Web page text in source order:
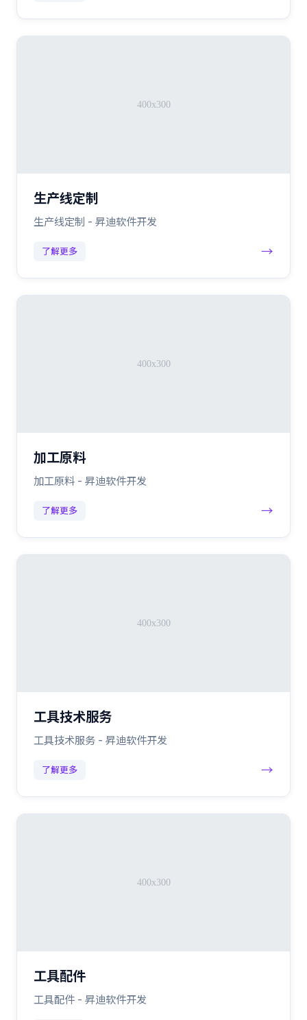
生产线定制
生产线定制 - 昇迪软件开发
了解更多 →
加工原料
加工原料 - 昇迪软件开发
了解更多 →
工具技术服务
工具技术服务 - 昇迪软件开发
了解更多 →
工具配件
工具配件 - 昇迪软件开发